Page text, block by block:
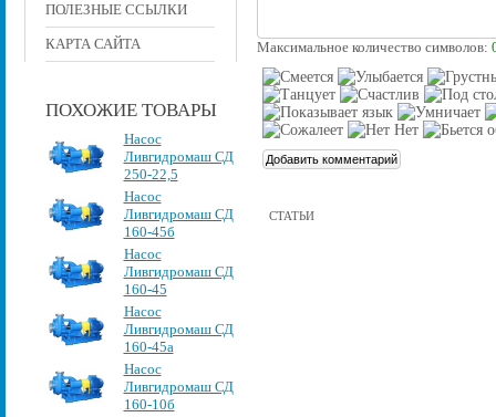
ПОЛЕЗНЫЕ ССЫЛКИ
КАРТА САЙТА
ПОХОЖИЕ ТОВАРЫ
Насос
Ливгидромаш СД
250-22,5
Насос
Ливгидромаш СД
160-45б
Насос
Ливгидромаш СД
160-45
Насос
Ливгидромаш СД
160-45а
Насос
Ливгидромаш СД
160-10б
Максимальное количество символов:
СТАТЬИ